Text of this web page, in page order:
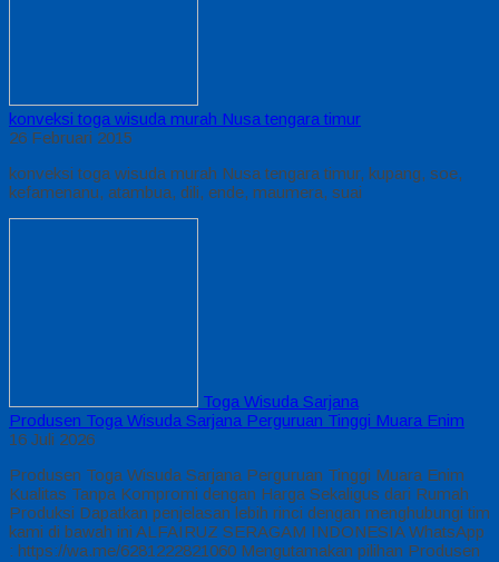
konveksi toga wisuda murah Nusa tengara timur
26 Februari 2015
konveksi toga wisuda murah Nusa tengara timur, kupang, soe,
kefamenanu, atambua, dili, ende, maumera, suai
Toga Wisuda Sarjana
Produsen Toga Wisuda Sarjana Perguruan Tinggi Muara Enim
16 Juli 2026
Produsen Toga Wisuda Sarjana Perguruan Tinggi Muara Enim
Kualitas Tanpa Kompromi dengan Harga Sekaligus dari Rumah
Produksi Dapatkan penjelasan lebih rinci dengan menghubungi tim
kami di bawah ini ALFAIRUZ SERAGAM INDONESIA WhatsApp
: https://wa.me/6281222821060 Mengutamakan pilihan Produsen